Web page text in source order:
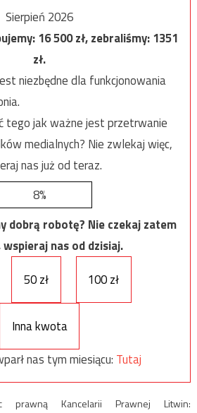
Sierpień 2026
16 500zł, zebraliśmy:1351
zł.
niezbędne dla funkcjonowania
tego jak ważne jest przetrwanie
medialnych? Nie zwlekaj więc,
nas już od teraz.
8%
dobrą robotę? Nie czekaj zatem
nas od dzisiaj.
50 zł 100 zł
Inna kwota
nas tym miesiącu: Tutaj
prawną Kancelarii Prawnej Litwin: